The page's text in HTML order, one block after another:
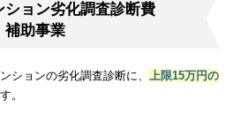
ョン劣化調査診断費
補助事業
ションの劣化調査診断に、 上限15万円の
。